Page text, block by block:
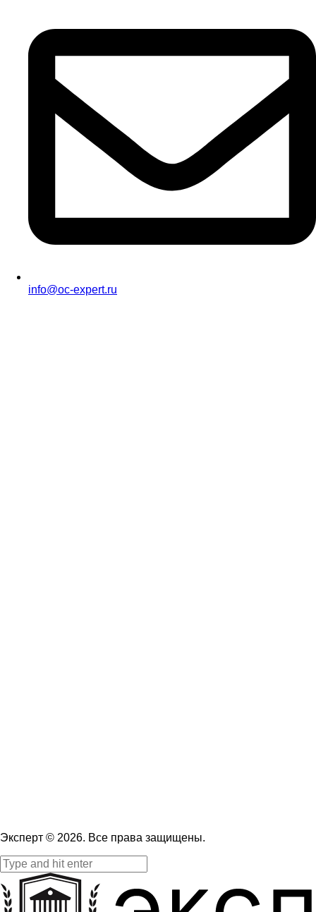
info@oc-expert.ru
Эксперт © 2026. Все права защищены.